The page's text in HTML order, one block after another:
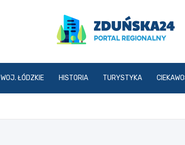
zdunska24.pl
WOJ. ŁÓDZKIE HISTORIA TURYSTYKA